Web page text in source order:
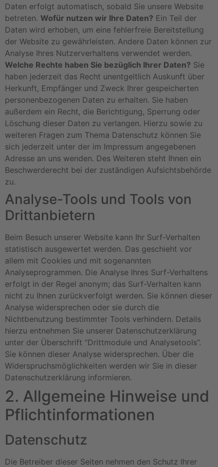
Daten erfolgt automatisch, sobald Sie unsere Website
betreten. Wofür nutzen wir Ihre Daten? Ein Teil der
Daten wird erhoben, um eine fehlerfreie Bereitstellung
der Website zu gewährleisten. Andere Daten können zur
Analyse Ihres Nutzerverhaltens verwendet werden.
Welche Rechte haben Sie bezüglich Ihrer Daten? Sie
haben jederzeit das Recht unentgeltlich Auskunft über
Herkunft, Empfänger und Zweck Ihrer gespeicherten
personenbezogenen Daten zu erhalten. Sie haben
außerdem ein Recht, die Berichtigung, Sperrung oder
Löschung dieser Daten zu verlangen. Hierzu sowie zu
weiteren Fragen zum Thema Datenschutz können Sie
sich jederzeit unter der im Impressum angegebenen
Adresse an uns wenden. Des Weiteren steht Ihnen ein
Beschwerderecht bei der zuständigen Aufsichtsbehörde
zu.
Analyse-Tools und Tools von
Drittanbietern
Beim Besuch unserer Website kann Ihr Surf-Verhalten
statistisch ausgewertet werden. Das geschieht vor
allem mit Cookies und mit sogenannten
Analyseprogrammen. Die Analyse Ihres Surf-Verhaltens
erfolgt in der Regel anonym; das Surf-Verhalten kann
nicht zu Ihnen zurückverfolgt werden. Sie können dieser
Analyse widersprechen oder sie durch die
Nichtbenutzung bestimmter Tools verhindern. Details
hierzu entnehmen Sie unserer Datenschutzerklärung
unter der Überschrift “Drittmodule und Analysetools”.
Sie können dieser Analyse widersprechen. Über die
Widerspruchsmöglichkeiten werden wir Sie in dieser
Datenschutzerklärung informieren.
2. Allgemeine Hinweise und
Pflichtinformationen
Datenschutz
Die Betreiber dieser Seiten nehmen den Schutz Ihrer